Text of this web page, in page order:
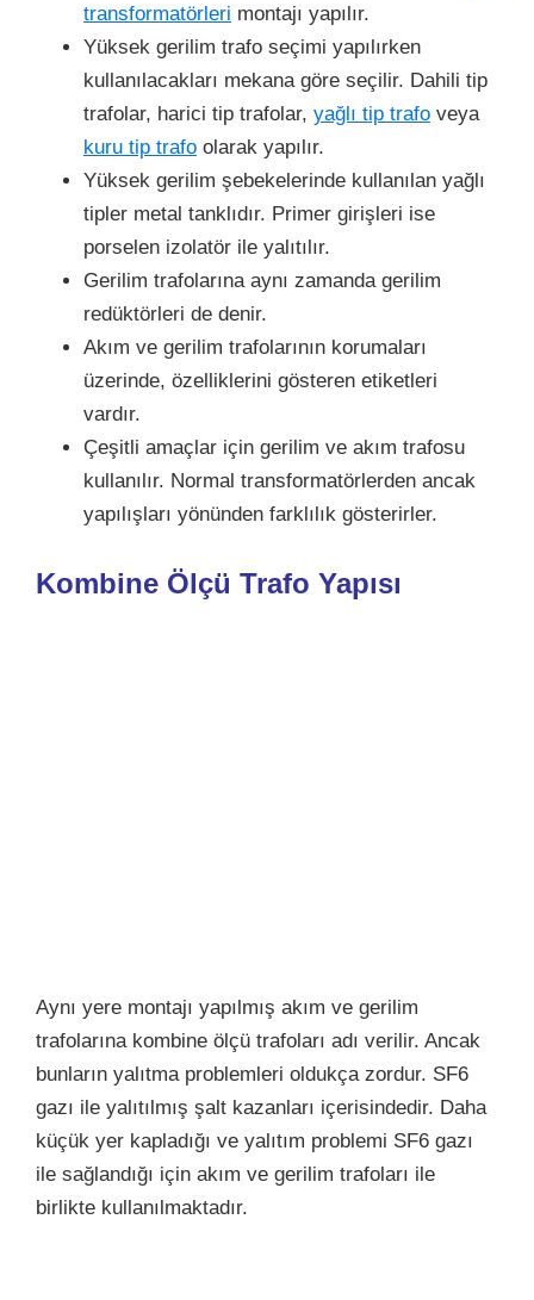
transformatörleri montajı yapılır.
Yüksek gerilim trafo seçimi yapılırken
kullanılacakları mekana göre seçilir. Dahili tip
trafolar, harici tip trafolar, yağlı tip trafo veya
kuru tip trafo olarak yapılır.
Yüksek gerilim şebekelerinde kullanılan yağlı
tipler metal tanklıdır. Primer girişleri ise
porselen izolatör ile yalıtılır.
Gerilim trafolarına aynı zamanda gerilim
redüktörleri de denir.
Akım ve gerilim trafolarının korumaları
üzerinde, özelliklerini gösteren etiketleri
vardır.
Çeşitli amaçlar için gerilim ve akım trafosu
kullanılır. Normal transformatörlerden ancak
yapılışları yönünden farklılık gösterirler.
Kombine Ölçü Trafo Yapısı
Aynı yere montajı yapılmış akım ve gerilim
trafolarına kombine ölçü trafoları adı verilir. Ancak
bunların yalıtma problemleri oldukça zordur. SF6
gazı ile yalıtılmış şalt kazanları içerisindedir. Daha
küçük yer kapladığı ve yalıtım problemi SF6 gazı
ile sağlandığı için akım ve gerilim trafoları ile
birlikte kullanılmaktadır.